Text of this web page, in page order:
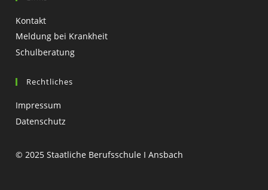
Kontakt
Meldung bei Krankheit
Schulberatung
Rechtliches
Impressum
Datenschutz
© 2025 Staatliche Berufsschule I Ansbach